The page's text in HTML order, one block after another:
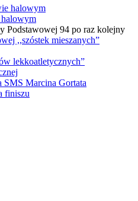
Podstawowej 94 po raz kolejny
,,szóstek mieszanych”
lekkoatletycznych”
SMS Marcina Gortata
finiszu